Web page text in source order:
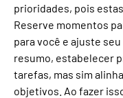
prioridades, pois
Reserve momentos
para você e ajuste
resumo, estabelecer
tarefas, mas sim
objetivos. Ao fazer